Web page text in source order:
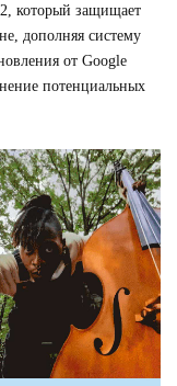
который защищает
дополняя систему
от Google
потенциальных